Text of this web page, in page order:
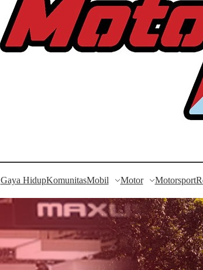
Gaya HidupKomunitasMobil Motor Motorsport